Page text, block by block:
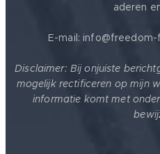
aderen
E-mail:
Disclaimer: Bij onjuiste
mogelijk rectificeren op mijn
informatie komt met